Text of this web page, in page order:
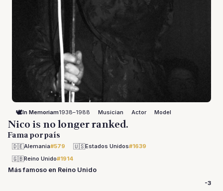
🕊️In Memoriam1938–1988 Musician Actor Model
Nico is no longer ranked.
Fama por país
🇩🇪Alemania#579 🇺🇸Estados Unidos#1639
🇬🇧Reino Unido#1914
Más famoso en Reino Unido
-3